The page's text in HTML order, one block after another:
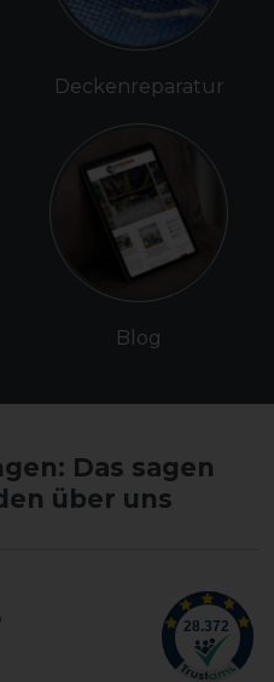
Deckenreparatur
Blog
Das sagen
über uns